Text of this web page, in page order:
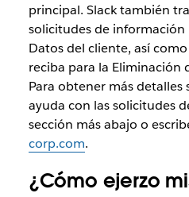
principal. Slack también
solicitudes de información
Datos del cliente, así
reciba para la Eliminación
Para obtener más detalles
ayuda con las solicitudes
sección más abajo o
corp.com.
¿Cómo ejerzo